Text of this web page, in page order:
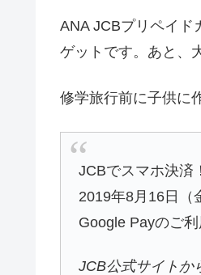
ANA JCBプリペイド
ゲットです。あと、
修学旅行前に子供に
JCBでスマホ決済
2019年8月16日（
Google Payのご
JCB公式サイトか